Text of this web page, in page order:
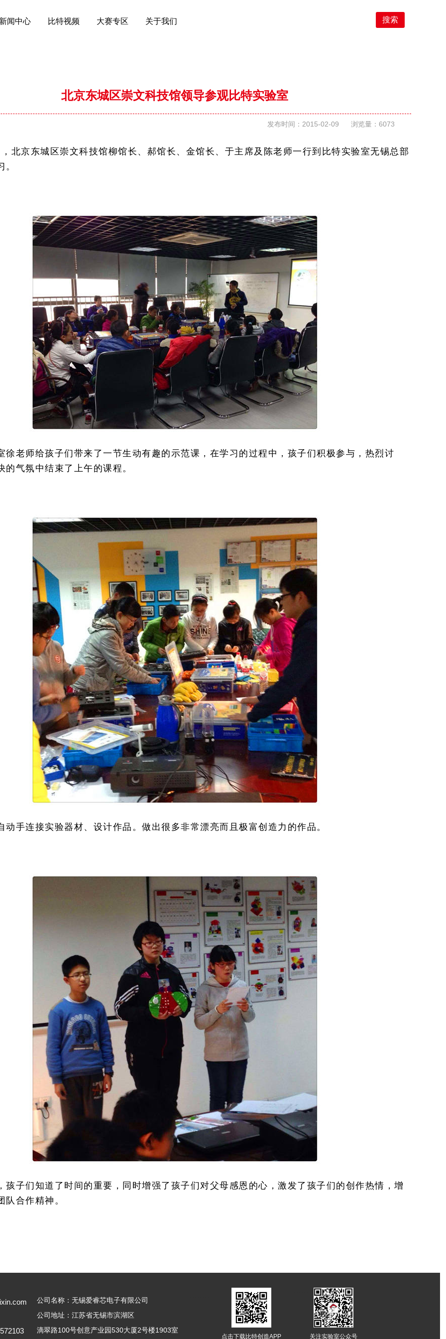
新闻中心 比特视频 大赛专区 关于我们 搜索
北京东城区崇文科技馆领导参观比特实验室
发布时间：2015-02-09 浏览量：6073
北京东城区崇文科技馆柳馆长、郝馆长、金馆长、于主席及陈老师一行到比特实验室无锡总部
徐老师给孩子们带来了一节生动有趣的示范课，在学习的过程中，孩子们积极参与，热烈讨
的气氛中结束了上午的课程。
动手连接实验器材、设计作品。做出很多非常漂亮而且极富创造力的作品。
孩子们知道了时间的重要，同时增强了孩子们对父母感恩的心，激发了孩子们的创作热情，增
队合作精神。
公司名称：无锡爱睿芯电子有限公司
公司地址：江苏省无锡市滨湖区
滴翠路100号创意产业园530大厦2号楼1903室
点击下载比特创造APP 关注实验室公众号